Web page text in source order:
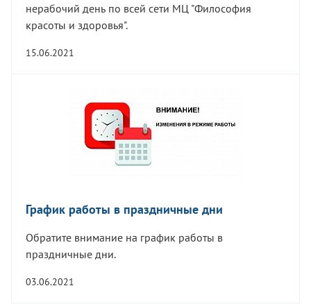
нерабочий день по всей сети МЦ "Философия
красоты и здоровья".
15.06.2021
График работы в праздничные дни
Обратите внимание на график работы в
праздничные дни.
03.06.2021